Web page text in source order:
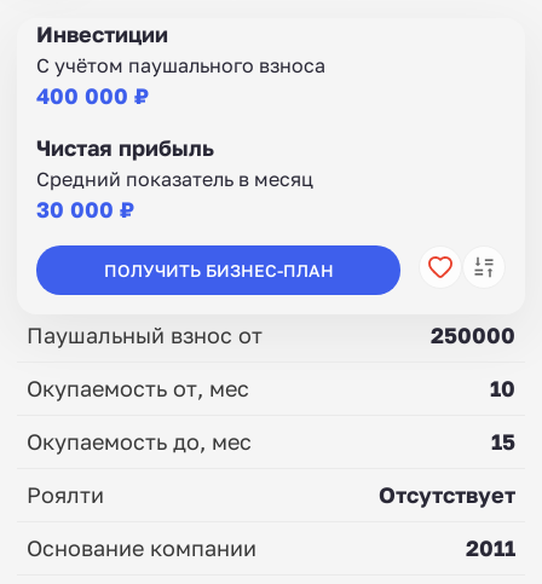
Инвестиции
С учётом паушального взноса
400 000 ₽
Чистая прибыль
Средний показатель в месяц
30 000 ₽
ПОЛУЧИТЬ БИЗНЕС-ПЛАН
Паушальный взнос от
250000
Окупаемость от, мес
10
Окупаемость до, мес
15
Роялти
Отсутствует
Основание компании
2011